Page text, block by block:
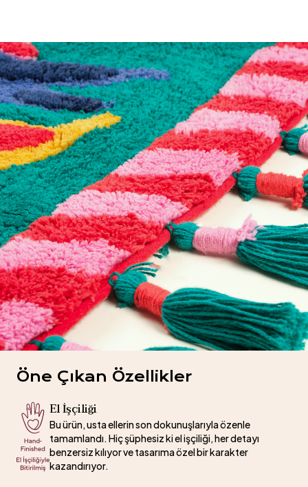
Öne Çıkan Özellikler
El İşçiliği
Bu ürün, usta ellerin son dokunuşlarıyla özenle
tamamlandı. Hiç şüphesiz ki el işçiliği, her detayı
benzersiz kılıyor ve tasarıma özel bir karakter
kazandırıyor.